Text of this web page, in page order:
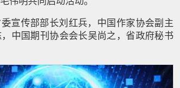
宣传部部长刘红兵，中国作家协会副主
中国期刊协会会长吴尚之，省政府秘书